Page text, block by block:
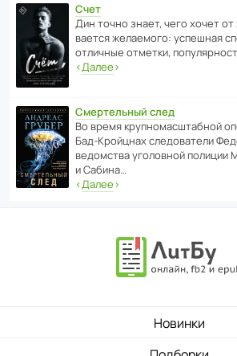
Счет
Дин точно знает, чего хочет
ва­ется жела­е­мого: успе­шная
отли­чные отметки,
‹Далее›
Смертельный след
Во время круп­но­мас­ш­та­бной
Бад‑Крой­цнах следо­ва­тели
ведомства уголо­вной полиции
и Сабина…
‹Далее›
Новинки